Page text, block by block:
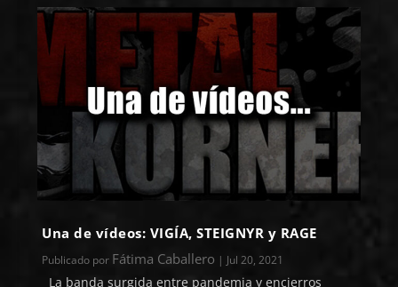
Una de vídeos: VIGÍA, STEIGNYR y RAGE
Publicado por Fátima Caballero | Jul 20, 2021
La banda surgida entre pandemia y encierros